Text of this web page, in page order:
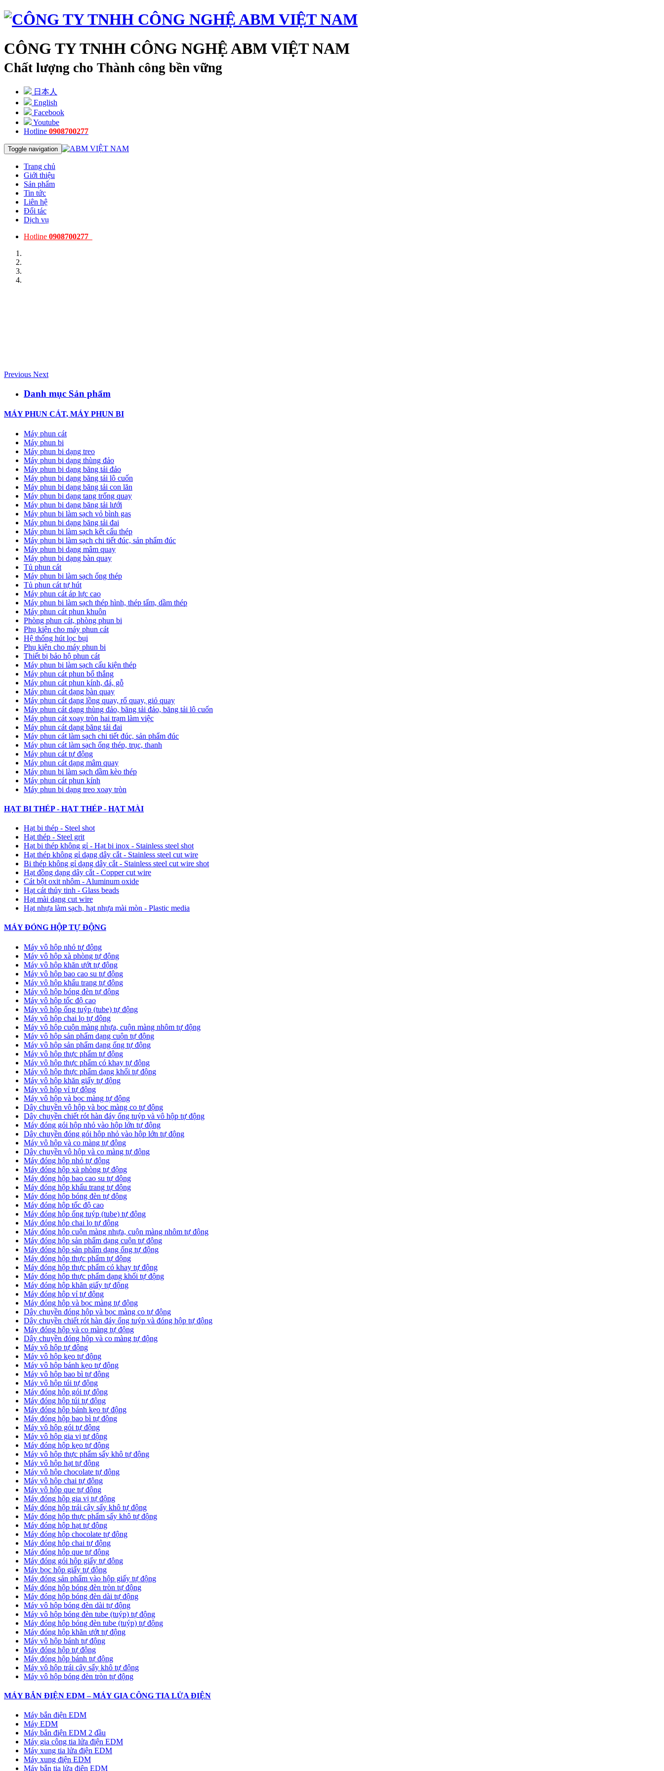
CÔNG TY TNHH CÔNG NGHỆ ABM VIỆT NAM
Chất lượng cho Thành công bền vững
日本人
English
Facebook
Youtube
Hotline 0908700277
Toggle navigation
Trang chủ
Giới thiệu
Sản phẩm
Tin tức
Liên hệ
Đối tác
Dịch vụ
Hotline 0908700277
Previous Next
Danh mục Sản phẩm
MÁY PHUN CÁT, MÁY PHUN BI
Máy phun cát
Máy phun bi
Máy phun bi dạng treo
Máy phun bi dạng thùng đảo
Máy phun bi dạng băng tải đảo
Máy phun bi dạng băng tải lô cuốn
Máy phun bi dạng băng tải con lăn
Máy phun bi dạng tang trống quay
Máy phun bi dạng băng tải lưới
Máy phun bi làm sạch vỏ bình gas
Máy phun bi dạng băng tải đai
Máy phun bi làm sạch kết cấu thép
Máy phun bi làm sạch chi tiết đúc, sản phẩm đúc
Máy phun bi dạng mâm quay
Máy phun bi dạng bàn quay
Tủ phun cát
Máy phun bi làm sạch ống thép
Tủ phun cát tự hút
Máy phun cát áp lực cao
Máy phun bi làm sạch thép hình, thép tấm, dầm thép
Máy phun cát phun khuôn
Phòng phun cát, phòng phun bi
Phụ kiện cho máy phun cát
Hệ thống hút lọc bụi
Phụ kiện cho máy phun bi
Thiết bị bảo hộ phun cát
Máy phun bi làm sạch cấu kiện thép
Máy phun cát phun bố thắng
Máy phun cát phun kính, đá, gỗ
Máy phun cát dạng bàn quay
Máy phun cát dạng lồng quay, rổ quay, giỏ quay
Máy phun cát dạng thùng đảo, băng tải đảo, băng tải lô cuốn
Máy phun cát xoay tròn hai trạm làm việc
Máy phun cát dạng băng tải đai
​Máy phun cát làm sạch chi tiết đúc, sản phẩm đúc
Máy phun cát làm sạch ống thép, trục, thanh
Máy phun cát tự động
​Máy phun cát dạng mâm quay
Máy phun bi làm sạch dầm kèo thép
Máy phun cát phun kính
Máy phun bi dạng treo xoay tròn
HẠT BI THÉP - HẠT THÉP - HẠT MÀI
Hạt bi thép - Steel shot
Hạt thép - Steel grit
Hạt bi thép không gỉ - Hạt bi inox - Stainless steel shot
Hạt thép không gỉ dạng dây cắt - Stainless steel cut wire
Bi thép không gỉ dạng dây cắt - Stainless steel cut wire shot
Hạt đồng dạng dây cắt - Copper cut wire
Cát bột oxit nhôm - Aluminum oxide
Hạt cát thủy tinh - Glass beads
Hạt mài dạng cut wire
Hạt nhựa làm sạch, hạt nhựa mài mòn - Plastic media
MÁY ĐÓNG HỘP TỰ ĐỘNG
Máy vô hộp nhỏ tự động
Máy vô hộp xà phòng tự động
Máy vô hộp khăn ướt tự động
Máy vô hộp bao cao su tự động
Máy vô hộp khẩu trang tự động
Máy vô hộp bóng đèn tự động
Máy vô hộp tốc độ cao
Máy vô hộp ống tuýp (tube) tự động
Máy vô hộp chai lọ tự động
Máy vô hộp cuộn màng nhựa, cuộn màng nhôm tự động
Máy vô hộp sản phẩm dạng cuộn tự động
Máy vô hộp sản phẩm dạng ống tự động
Máy vô hộp thực phẩm tự động
Máy vô hộp thực phẩm có khay tự động
Máy vô hộp thực phẩm dạng khối tự động
Máy vô hộp khăn giấy tự động
Máy vô hộp vỉ tự động
Máy vô hộp và bọc màng tự động
Dây chuyền vô hộp và bọc màng co tự động
Dây chuyền chiết rót hàn đáy ống tuýp và vô hộp tự động
Máy đóng gói hộp nhỏ vào hộp lớn tự động
Dây chuyền đóng gói hộp nhỏ vào hộp lớn tự động
Máy vô hộp và co màng tự động
Dây chuyền vô hộp và co màng tự động
Máy đóng hộp nhỏ tự động
Máy đóng hộp xà phòng tự động
Máy đóng hộp bao cao su tự động
Máy đóng hộp khẩu trang tự động
Máy đóng hộp bóng đèn tự động
Máy đóng hộp tốc độ cao
Máy đóng hộp ống tuýp (tube) tự động
Máy đóng hộp chai lọ tự động
Máy đóng hộp cuộn màng nhựa, cuộn màng nhôm tự động
Máy đóng hộp sản phẩm dạng cuộn tự động
Máy đóng hộp sản phẩm dạng ống tự động
Máy đóng hộp thực phẩm tự động
Máy đóng hộp thực phẩm có khay tự động
Máy đóng hộp thực phẩm dạng khối tự động
Máy đóng hộp khăn giấy tự động
Máy đóng hộp vỉ tự động
Máy đóng hộp và bọc màng tự động
Dây chuyền đóng hộp và bọc màng co tự động
Dây chuyền chiết rót hàn đáy ống tuýp và đóng hộp tự động
Máy đóng hộp và co màng tự động
Dây chuyền đóng hộp và co màng tự động
Máy vô hộp tự động
Máy vô hộp kẹo tự động
Máy vô hộp bánh kẹo tự động
Máy vô hộp bao bì tự động
Máy vô hộp túi tự động
Máy đóng hộp gói tự động
Máy đóng hộp túi tự động
Máy đóng hộp bánh kẹo tự động
Máy đóng hộp bao bì tự động
Máy vô hộp gói tự động
Máy vô hộp gia vị tự động
Máy đóng hộp kẹo tự động
Máy vô hộp thực phẩm sấy khô tự động
Máy vô hộp hạt tự động
Máy vô hộp chocolate tự động
Máy vô hộp chai tự động
Máy vô hộp que tự động
Máy đóng hộp gia vị tự động
Máy đóng hộp trái cây sấy khô tự động
Máy đóng hộp thực phẩm sấy khô tự động
Máy đóng hộp hạt tự động
Máy đóng hộp chocolate tự động
Máy đóng hộp chai tự động
Máy đóng hộp que tự động
Máy đóng gói hộp giấy tự động
Máy bọc hộp giấy tự động
Máy đóng sản phẩm vào hộp giấy tự động
Máy đóng hộp bóng đèn tròn tự động
Máy đóng hộp bóng đèn dài tự động
Máy vô hộp bóng đèn dài tự động
Máy vô hộp bóng đèn tube (tuýp) tự động
Máy đóng hộp bóng đèn tube (tuýp) tự động
Máy đóng hộp khăn ướt tự động
Máy vô hộp bánh tự động
Máy đóng hộp tự động
Máy đóng hộp bánh tự động
Máy vô hộp trái cây sấy khô tự động
Máy vô hộp bóng đèn tròn tự động
MÁY BẮN ĐIỆN EDM – MÁY GIA CÔNG TIA LỬA ĐIỆN
Máy bắn điện EDM
Máy EDM
Máy bắn điện EDM 2 đầu
Máy gia công tia lửa điện EDM
Máy xung tia lửa điện EDM
Máy xung điện EDM
Máy bắn tia lửa điện EDM